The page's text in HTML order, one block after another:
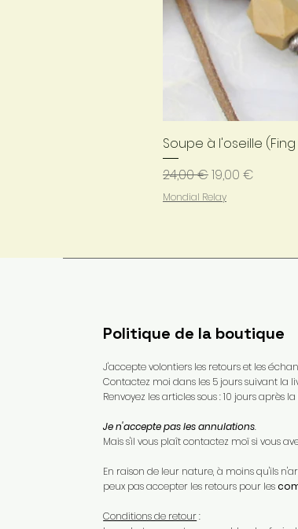
Soupe à l'oseille
Prix original
24,00 €Prix
19,00 €
Mondial Relay
Politique de la boutique
J'accepte volontiers les retours et les
Contactez moi dans les 5 jours suivant la
Renvoyez les articles sous : 10 jours après
Je n'accepte pas les annulations.
Mais s'il vous plaît contactez moï si vous
En raison de leur nature, à moins qu'ils
peux pas accepter les retours pour les
Conditions de retour: